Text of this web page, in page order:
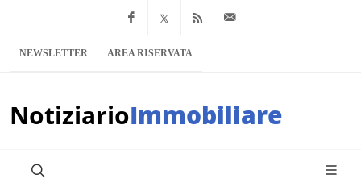
Facebook
x.com Feed RSS
NEWSLETTER AREA RISERVATA
NotiziarioImmobiliare